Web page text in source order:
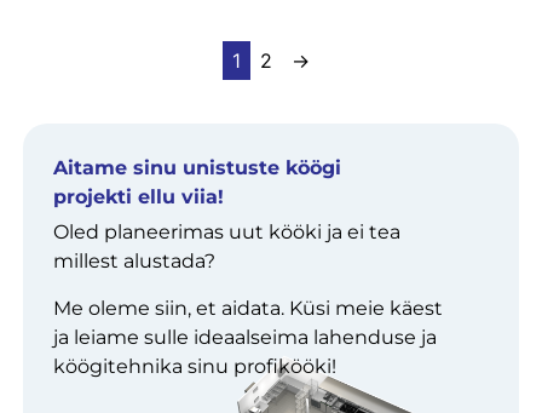
1 2 →
Aitame sinu unistuste köögi
projekti ellu viia!
Oled planeerimas uut kööki ja ei tea
millest alustada?
Me oleme siin, et aidata. Küsi meie käest
ja leiame sulle ideaalseima lahenduse ja
köögitehnika sinu profikööki!